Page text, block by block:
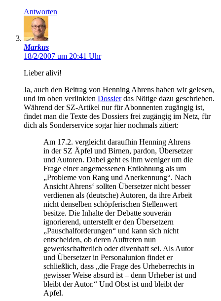
Antworten
Markus
18/2/2007 um 20:41 Uhr
Lieber alivi!
Ja, auch den Beitrag von Henning Ahrens haben wir gelesen,
und im oben verlinkten Dossierdas Nötige dazu geschrieben.
Während der SZ-Artikel nur für Abonnenten zugängig ist,
findet man die Texte des Dossiers frei zugängig im Netz, für
dich als Sonderservice sogar hier nochmals zitiert:
Am 17.2. vergleicht daraufhin Henning Ahrens
in der SZ Äpfel und Birnen, pardon, Übersetzer
und Autoren. Dabei geht es ihm weniger um die
Frage einer angemessenen Entlohnung als um
„Probleme von Rang und Anerkennung“. Nach
Ansicht Ahrens‘ sollten Übersetzer nicht besser
verdienen als (deutsche) Autoren, da ihre Arbeit
nicht denselben schöpferischen Stellenwert
besitze. Die Inhalte der Debatte souverän
ignorierend, unterstellt er den Übersetzern
„Pauschalforderungen“ und kann sich nicht
entscheiden, ob deren Auftreten nun
gewerkschafterlich oder divenhaft sei. Als Autor
und Übersetzer in Personalunion findet er
schließlich, dass „die Frage des Urheberrechts in
gewisser Weise absurd ist – denn Urheber ist und
bleibt der Autor.“ Und Obst ist und bleibt der
Apfel.